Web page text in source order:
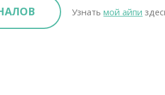
Узнатьмой айпи